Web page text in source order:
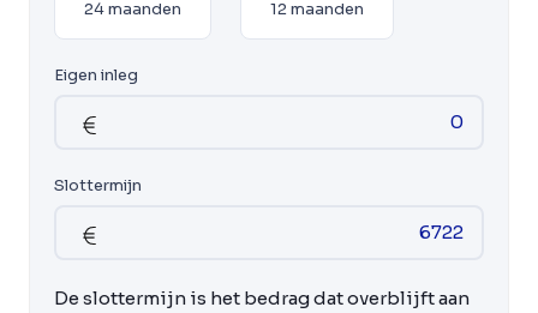
24 maanden 12 maanden
Eigen inleg
Slottermijn
De slottermijn is het bedrag dat overblijft aan